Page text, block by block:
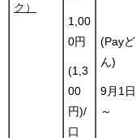
ク）
1,00
0円
(1,3
00
円)/
口
(Payど
ん)
9月1日
～